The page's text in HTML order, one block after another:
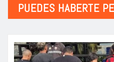
PUEDES HABERTE